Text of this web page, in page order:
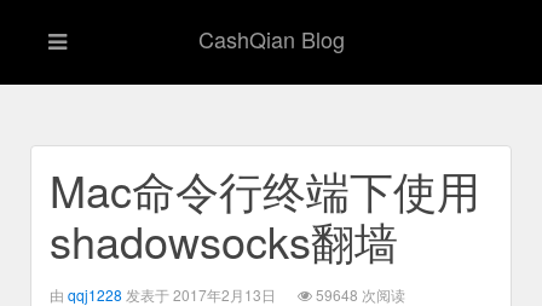
CashQian Blog
Mac命令行终端下使用
shadowsocks翻墙
由 qqj1228 发表于 2017年2月13日 59648 次阅读